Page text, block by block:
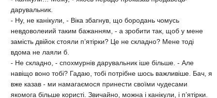
дарувальник.
- Ну, не канікули, - Віка збагнув, що бородань чомусь
невдоволеиий таким бажанням, - а зробити так, щоб у мене
замість двійок стояли п’ятірки? Це не складно? Мене тоді
вдома не лаяли б.
- Не складно, - спохмурнів дарувальник іше більше. - Але
навіщо воно тобі? Гадаю, тобі потрібне шось важливіше. Бач, я
вже казав - ми намагаємося принести своїми чудесами
якомога більше користі. Звичайно, можна і канікули, і п’ятірки.